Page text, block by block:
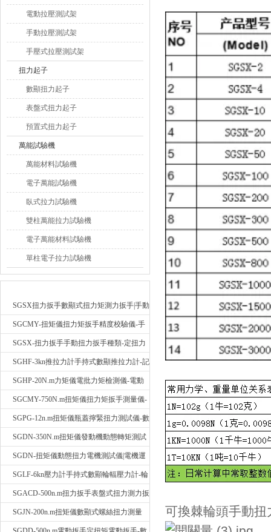
電動拉壓測試架
手動拉壓測試架
手壓式拉壓測試架
扭力起子
數顯扭力起子
表盤式扭力起子
預置式扭力起子
萬能試驗機
萬能材料試驗機
電子萬能試驗機
臥式拉力試驗機
雙柱萬能拉力試驗機
電子萬能材料試驗機
單柱電子拉力試驗機
SGSX扭力扳手數顯式扭力矩測力扳手|手動
定扭矩檢測扳手
SGCMY-扭矩儀扭力矩扳手精度校驗儀-手
動扳子扭矩校準儀
SGSX-扭力扳手手動扭力扳手種類-定扭力
矩檢測扳手價格
SGHF-3kn推拉力計手持式數顯推拉力計-記
憶數據拉壓力測力計
SGHP-20N.m力矩儀電批力矩檢測儀-電動
螺絲批扭力矩測試儀
SGCMY-750N.m扭矩儀扭力矩扳手測量儀-
校準扳手扭力精度測試儀
SGPG-12n.m扭矩儀瓶蓋擰緊扭力測試儀-數
顯式瓶蓋扭力矩儀
SGDN-350N.m扭矩儀發動機動態轉矩測試
儀-動態電機扭矩測量儀
SGDN-扭矩儀動態扭力電機測試儀|電機運
轉摩擦力扭矩儀
SGLF-6kn壓力計手持式數顯輪輻壓力計-輪
輻稱重壓力測力計
SGACD-500n.m扭力扳手表盤式扭力測力扳
手-表盤扭力矩檢測扳手
SGJN-200n.m扭矩儀數顯式螺絲扭力測量
儀-螺栓扭力矩測試儀
可換棘輪頭手動